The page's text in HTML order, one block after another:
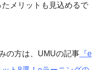
たメリットも見込めるで
の方は、UMUの記事『e